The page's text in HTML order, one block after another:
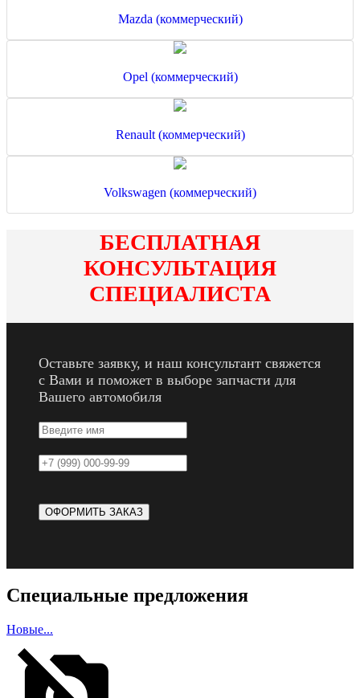
Mazda (коммерческий)
Opel (коммерческий)
Renault (коммерческий)
Volkswagen (коммерческий)
БЕСПЛАТНАЯ
КОНСУЛЬТАЦИЯ
СПЕЦИАЛИСТА
Оставьте заявку, и наш консультант свяжется
с Вами и поможет в выборе запчасти для
Вашего автомобиля
Специальные предложения
Новые...